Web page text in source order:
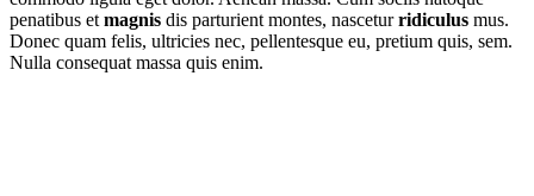
penatibus et magnis dis parturient montes, nasceturridiculus mus.
Donec quam felis, ultricies nec, pellentesque eu, pretium quis, sem.
Nulla consequat massa quis enim.